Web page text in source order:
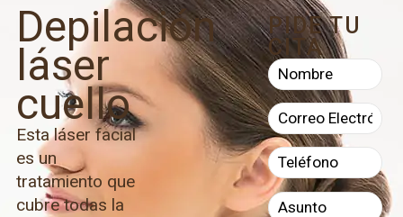
Depilación
láser
cuello
Esta láser facial
es un
tratamiento que
cubre todas la
PIDE TU
CITA